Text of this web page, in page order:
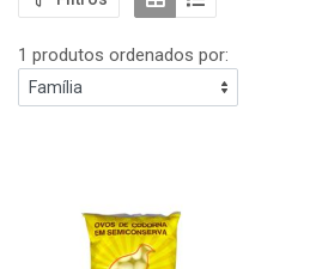
1 produtos ordenados por: